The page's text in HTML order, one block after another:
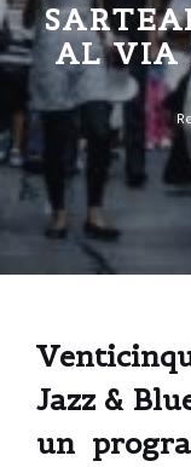
AL VIA
Jazz &
un